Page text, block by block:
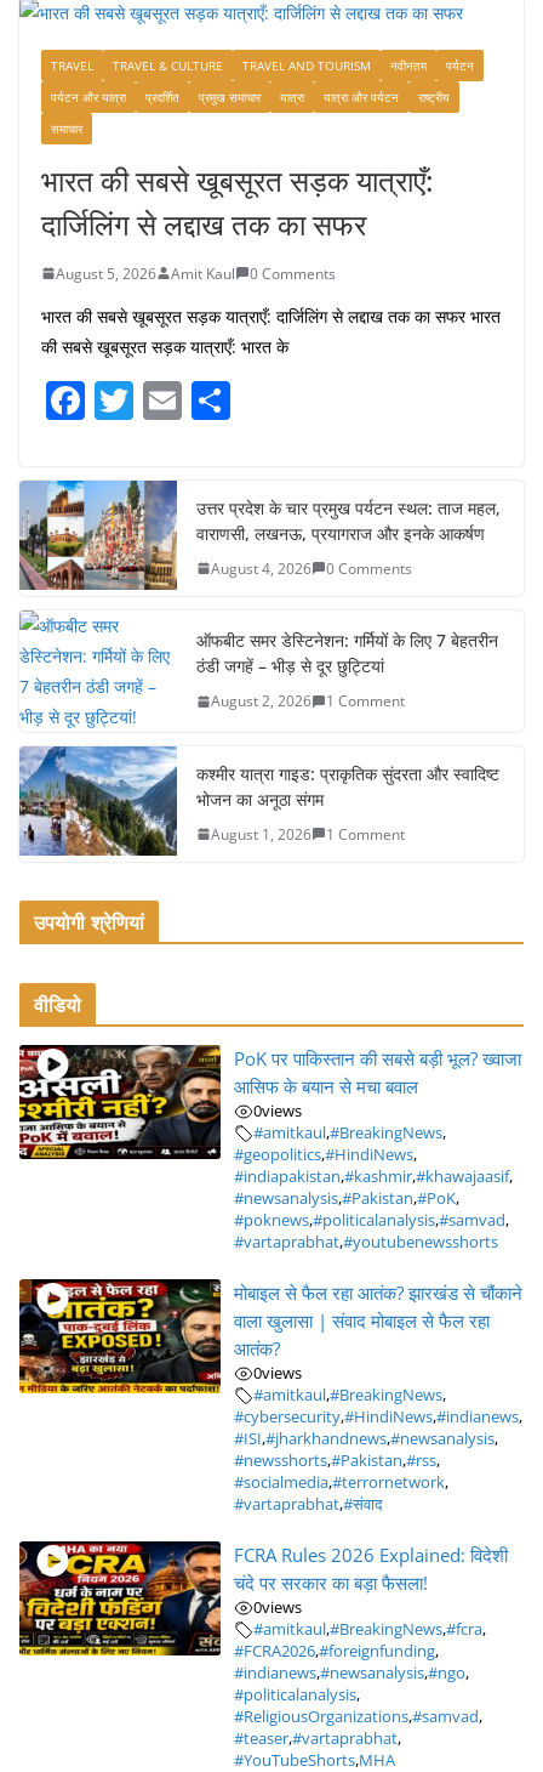
TRAVEL TRAVEL & CULTURE TRAVEL AND TOURISM नवीनतम
पर्यटन
पर्यटन और यात्रा
प्रदर्शित प्रमुख समाचार यात्रा यात्रा और पर्यटन
राष्ट्रीय
समाचार
भारत की सबसे खूबसूरत सड़क यात्राएँ:
दार्जिलिंग से लद्दाख तक का सफर
August 5, 2026 Amit Kaul 0 Comments
भारत की सबसे खूबसूरत सड़क यात्राएँ: दार्जिलिंग से लद्दाख तक का सफर भारत
की सबसे खूबसूरत सड़क यात्राएँ: भारत के
F
c
e
b
o
o
k
T
itt
er
E
e
उत्तर प्रदेश के चार प्रमुख पर्यटन स्थल: ताज महल,
वाराणसी, लखनऊ, प्रयागराज और इनके आकर्षण
August 4, 2026 0 Comments
ऑफबीट समर डेस्टिनेशन: गर्मियों के लिए 7 बेहतरीन
ठंडी जगहें – भीड़ से दूर छुट्टियां
August 2, 2026 1 Comment
कश्मीर यात्रा गाइड: प्राकृतिक सुंदरता और स्वादिष्ट
भोजन का अनूठा संगम
August 1, 2026 1 Comment
उपयोगी श्रेणियां
वीडियो
PoK पर पाकिस्तान की सबसे बड़ी भूल? ख्वाजा
आसिफ के बयान से मचा बवाल
0views
#amitkaul,#BreakingNews,
#geopolitics,#HindiNews,
#indiapakistan,#kashmir,#khawajaasif,
#newsanalysis,#Pakistan,#PoK,
#poknews,#politicalanalysis,#samvad,
#vartaprabhat,#youtubenewsshorts
मोबाइल से फैल रहा आतंक? झारखंड से चौंकाने
वाला खुलासा | संवाद मोबाइल से फैल रहा
आतंक?
0views
#amitkaul,#BreakingNews,
#cybersecurity,#HindiNews,#indianews,
#ISI,#jharkhandnews,#newsanalysis,
#newsshorts,#Pakistan,#rss,
#socialmedia,#terrornetwork,
#vartaprabhat,#संवाद
FCRA Rules 2026 Explained: विदेशी
चंदे पर सरकार का बड़ा फैसला!
0views
#amitkaul,#BreakingNews,#fcra,
#FCRA2026,#foreignfunding,
#indianews,#newsanalysis,#ngo,
#politicalanalysis,
#ReligiousOrganizations,#samvad,
#teaser,#vartaprabhat,
#YouTubeShorts,MHA